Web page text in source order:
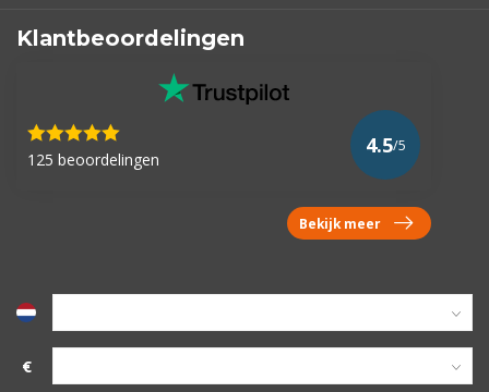
Klantbeoordelingen
125 beoordelingen
4.5/5
Bekijk meer
€